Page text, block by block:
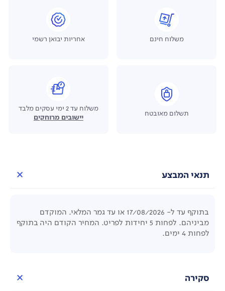
משלוח חינם אחריות יבואן רשמי
תשלום מאובטח
משלוח עד 2 ימי עסקים מלבד
יישובים מרוחקים
תנאי המבצע
בתוקף עד ל- 17/08/2026 או עד גמר המלאי. המוקדם
מביניהם. לפחות 5 יחידות לפריט. המחיר הקודם היה בתוקף
לפחות 4 ימים.
סקירה